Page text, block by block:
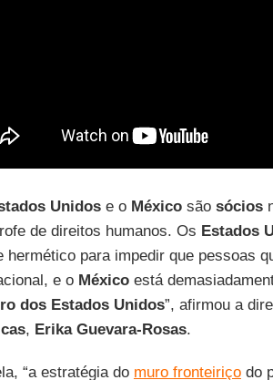
Unidose o Méxicosão sócios
de direitos humanos. Os Estados
hermético para impedir que pessoas
e o Méxicoestá
dos Estados Unidos”, afirmou a
, Erika Guevara-Rosas.
“a estratégia do muro fronteiriçodo